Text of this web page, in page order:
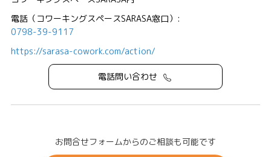
電話（コワーキングスペースSARASA窓口）:
0798-39-9117
https://sarasa-cowork.com/action/
電話問い合わせ
お問合せフォームからのご相談も可能です